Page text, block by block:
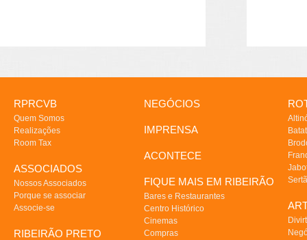
RPRCVB
Quem Somos
Realizações
Room Tax
ASSOCIADOS
Nossos Associados
Porque se associar
Associe-se
RIBEIRÃO PRETO
NEGÓCIOS
IMPRENSA
ACONTECE
FIQUE MAIS EM RIBEIRÃO
Bares e Restaurantes
Centro Histórico
Cinemas
Compras